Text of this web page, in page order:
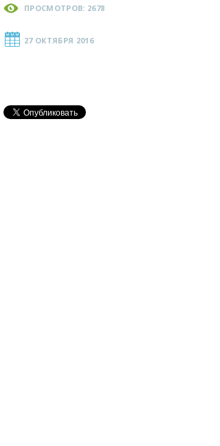
ПРОСМОТРОВ: 2678
27 ОКТЯБРЯ 2016